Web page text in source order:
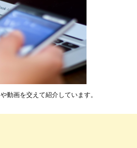
画を交えて紹介しています。